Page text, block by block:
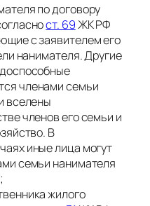
по договору
ст. 69ЖК РФ
с заявителем его
нанимателя. Другие
членами семьи
вселены
членов его семьи и
В
иные лица могут
семьи нанимателя
жилого